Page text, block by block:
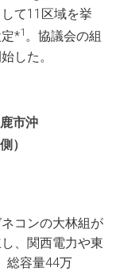
て11区域を挙
*1 。協議会の組
した。
市沖
）
コンの大林組が
、関西電力や東
総容量44万